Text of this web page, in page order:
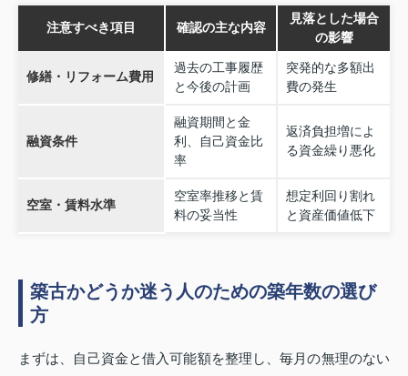
注意すべき項目 確認の主な内容
見落とした場合
の影響
修繕・リフォーム費用
過去の工事履歴
と今後の計画
突発的な多額出
費の発生
融資条件
融資期間と金
利、自己資金比
率
返済負担増によ
る資金繰り悪化
空室・賃料水準
空室率推移と賃
料の妥当性
想定利回り割れ
と資産価値低下
築古かどうか迷う人のための築年数の選び
方
まずは、自己資金と借入可能額を整理し、毎月の無理のない